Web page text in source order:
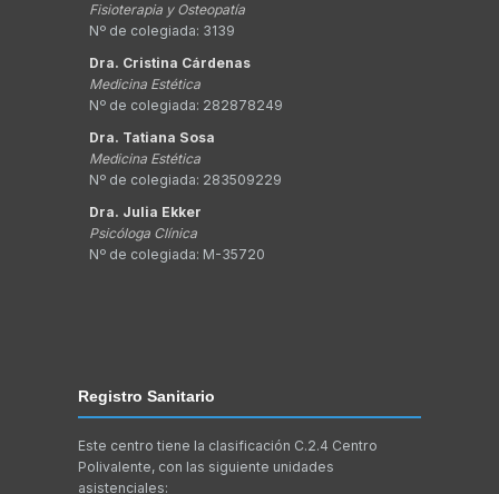
Fisioterapia y Osteopatía
Nº de colegiada: 3139
Dra. Cristina Cárdenas
Medicina Estética
Nº de colegiada: 282878249
Dra. Tatiana Sosa
Medicina Estética
Nº de colegiada: 283509229
Dra. Julia Ekker
Psicóloga Clínica
Nº de colegiada: M-35720
Registro Sanitario
Este centro tiene la clasificación C.2.4 Centro
Polivalente, con las siguiente unidades
asistenciales: